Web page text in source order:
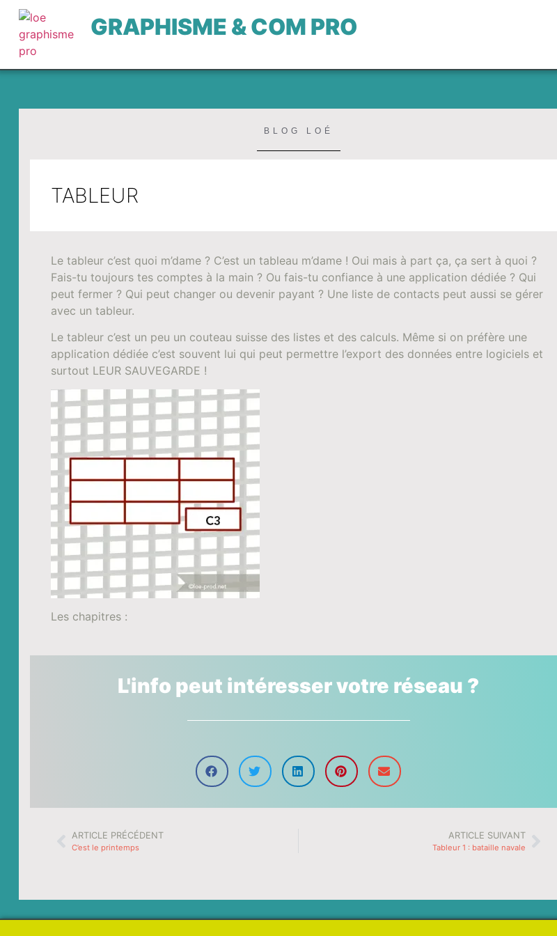
GRAPHISME & COM PRO
BLOG LOÉ
TABLEUR
Le tableur c’est quoi m’dame ? C’est un tableau m’dame ! Oui mais à part ça, ça sert à quoi ?
Fais-tu toujours tes comptes à la main ? Ou fais-tu confiance à une application dédiée ? Qui
peut fermer ? Qui peut changer ou devenir payant ? Une liste de contacts peut aussi se gérer
avec un tableur.
Le tableur c’est un peu un couteau suisse des listes et des calculs. Même si on préfère une
application dédiée c’est souvent lui qui peut permettre l’export des données entre logiciels et
surtout LEUR SAUVEGARDE !
Les chapitres :
L'info peut intéresser votre réseau ?
ARTICLE PRÉCÉDENT
C’est le printemps
ARTICLE SUIVANT
Tableur 1 : bataille navale